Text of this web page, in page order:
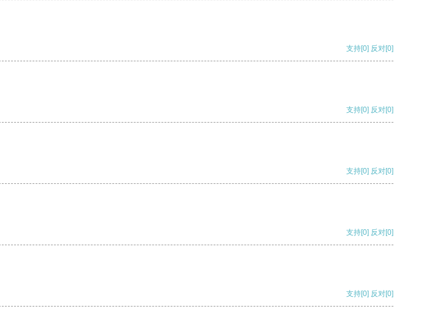
支持[0] 反对[0]
支持[0] 反对[0]
支持[0] 反对[0]
支持[0] 反对[0]
支持[0] 反对[0]